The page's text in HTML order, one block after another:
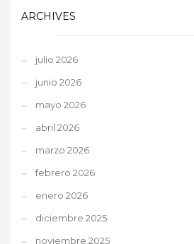
ARCHIVES
julio 2026
junio 2026
mayo 2026
abril 2026
marzo 2026
febrero 2026
enero 2026
diciembre 2025
noviembre 2025